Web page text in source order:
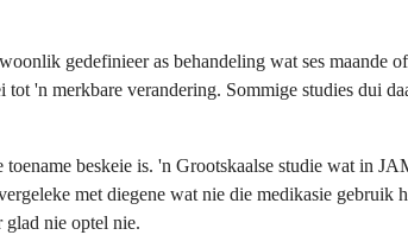
gedefinieer as behandeling wat ses maande
'n merkbare verandering. Sommige studies dui
beskeie is. 'n Grootskaalse studie wat in
met diegene wat nie die medikasie gebruik
glad nie optel nie.